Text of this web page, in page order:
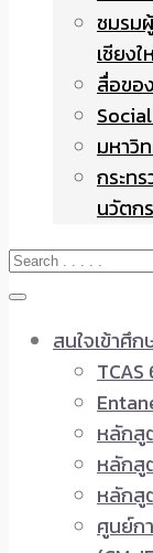
ชมรม
เชียงใ
สื่อขอ
มหาวิ
กระท
นวัตก
สนใจเข้าศึก
TCAS
หลัก
หลักสู
หลักสู
ศูนย์ก